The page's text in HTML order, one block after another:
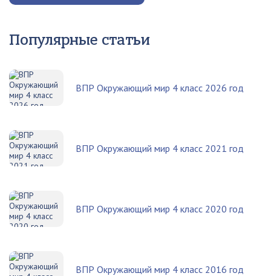
Популярные статьи
ВПР Окружающий мир 4 класс 2026 год
ВПР Окружающий мир 4 класс 2021 год
ВПР Окружающий мир 4 класс 2020 год
ВПР Окружающий мир 4 класс 2016 год